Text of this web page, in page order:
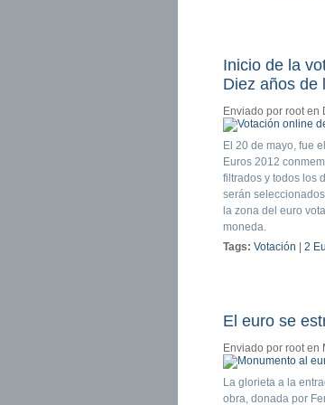
Inicio de la
Diez años de
Enviado por rooten
El 20 de mayo, fue
Euros 2012
filtrados y todos los
serán
la zona del euro
moneda.
Tags: Votación 2
El euro se
Enviado por rooten
La glorieta a la
obra, donada por